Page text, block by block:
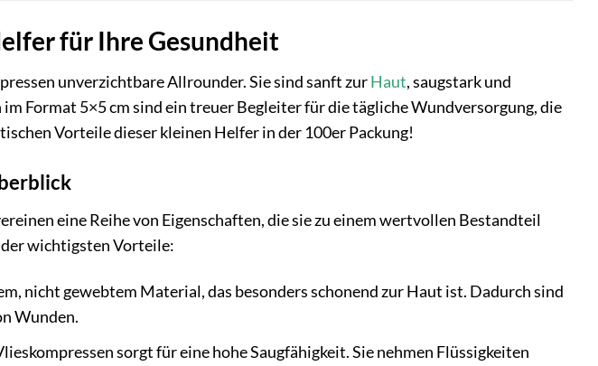
für Ihre Gesundheit
unverzichtbare Allrounder. Sie sind sanft zurHaut, saugstark und
Format 5×5 cm sind ein treuer Begleiter für die tägliche Wundversorgung, die
Vorteile dieser kleinen Helfer in der 100er Packung!
eine Reihe von Eigenschaften, die sie zu einem wertvollen Bestandteil
wichtigsten Vorteile:
nicht gewebtem Material, das besonders schonend zur Haut ist. Dadurch sind
Wunden.
sorgt für eine hohe Saugfähigkeit. Sie nehmen Flüssigkeiten